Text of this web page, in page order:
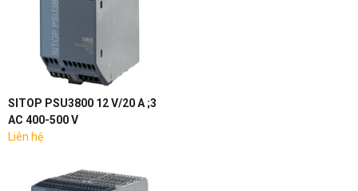
SITOP PSU3800 12 V/20 A ;3
AC 400-500 V
Liên hệ